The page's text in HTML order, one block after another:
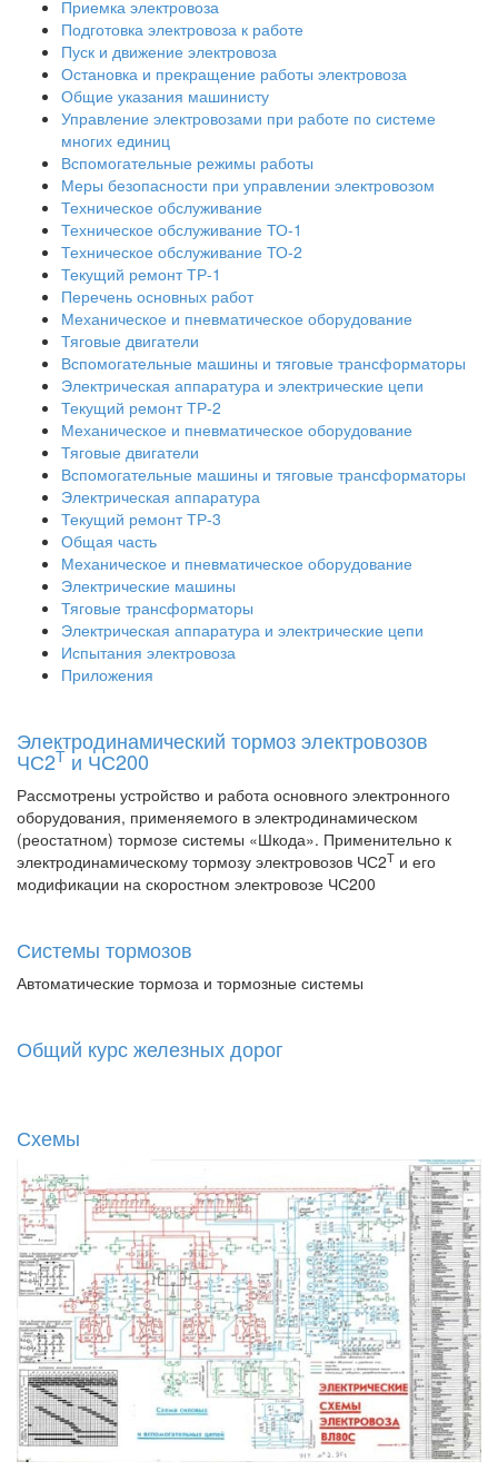
Приемка электровоза
Подготовка электровоза к работе
Пуск и движение электровоза
Остановка и прекращение работы электровоза
Общие указания машинисту
Управление электровозами при работе по системе
многих единиц
Вспомогательные режимы работы
Меры безопасности при управлении электровозом
Техническое обслуживание
Техническое обслуживание ТО-1
Техническое обслуживание ТО-2
Текущий ремонт ТР-1
Перечень основных работ
Механическое и пневматическое оборудование
Тяговые двигатели
Вспомогательные машины и тяговые трансформаторы
Электрическая аппаратура и электрические цепи
Текущий ремонт ТР-2
Механическое и пневматическое оборудование
Тяговые двигатели
Вспомогательные машины и тяговые трансформаторы
Электрическая аппаратура
Текущий ремонт ТР-3
Общая часть
Механическое и пневматическое оборудование
Электрические машины
Тяговые трансформаторы
Электрическая аппаратура и электрические цепи
Испытания электровоза
Приложения
Электродинамический тормоз электровозов
ЧС2Т и ЧС200
Рассмотрены устройство и работа основного электронного
оборудования, применяемого в электродинамическом
(реостатном) тормозе системы «Шкода». Применительно к
электродинамическому тормозу электровозов ЧС2Т и его
модификации на скоростном электровозе ЧС200
Системы тормозов
Автоматические тормоза и тормозные системы
Общий курс железных дорог
Схемы